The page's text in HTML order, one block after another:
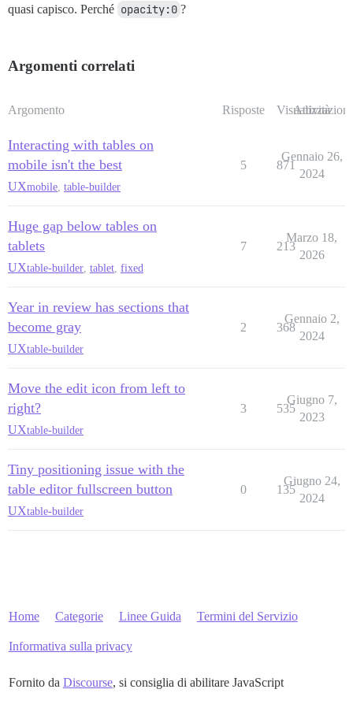
quasi capisco. Perché opacity:0 ?
Argomenti correlati
Argomento Risposte Visualizzazioni
Attività
Interacting with tables on
mobile isn't the best
UXmobile table-builder
5 871
Gennaio 26,
2024
Huge gap below tables on
tablets
UXtable-builder tablet fixed
7 213
Marzo 18,
2026
Year in review has sections that
become gray
UXtable-builder
2 368
Gennaio 2,
2024
Move the edit icon from left to
right?
UXtable-builder
3 535
Giugno 7,
2023
Tiny positioning issue with the
table editor fullscreen button
UXtable-builder
0 135
Giugno 24,
2024
Home Categorie Linee Guida Termini del Servizio
Informativa sulla privacy
Fornito da Discourse, si consiglia di abilitare JavaScript